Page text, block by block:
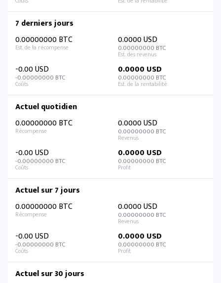
7 derniers jours
0.00000000 BTC
0.0000 USD
0.00000000 BTC
-0.00 USD
-0.00000000 BTC
0.0000 USD
0.00000000 BTC
Actuel quotidien
0.00000000 BTC
0.0000 USD
0.00000000 BTC
-0.00 USD
-0.00000000 BTC
0.0000 USD
0.00000000 BTC
Actuel sur 7 jours
0.00000000 BTC
0.0000 USD
0.00000000 BTC
-0.00 USD
-0.00000000 BTC
0.0000 USD
0.00000000 BTC
Actuel sur 30 jours